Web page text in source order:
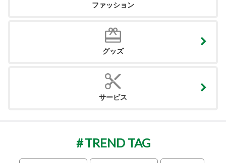
ファッション
グッズ
サービス
TREND TAG